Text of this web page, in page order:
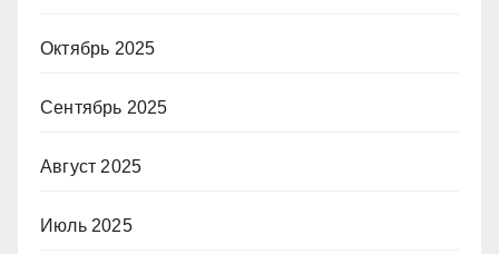
Октябрь 2025
Сентябрь 2025
Август 2025
Июль 2025